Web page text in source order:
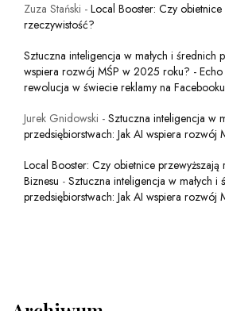
Zuza Stański - Local Booster: Czy obietnice
rzeczywistość?
Sztuczna inteligencja w małych i średnich
wspiera rozwój MŚP w 2025 roku? - Echo
rewolucja w świecie reklamy na Facebooku
Jurek Gnidowski - Sztuczna inteligencja w
przedsiębiorstwach: Jak AI wspiera
Local Booster: Czy obietnice
Biznesu - Sztuczna inteligencja w małych i
przedsiębiorstwach: Jak AI wspiera